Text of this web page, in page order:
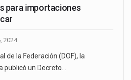
para importaciones
2024
de la Federación (DOF), la
un Decreto…